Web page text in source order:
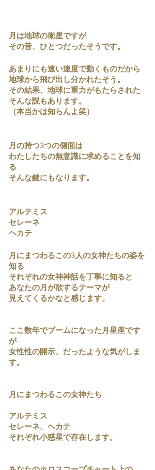
月は地球の衛星ですが
その昔、ひとつだったそうです。
あまりにも速い速度で動くものだから
地球から飛び出し分かれたそう。
その結果、地球に重力がもたらされた
そんな説もあります。
（本当かは知らんよ笑）
月の持つ3つの側面は
わたしたちの無意識に求めることを知
る
そんな鍵にもなります。
アルテミス
セレーネ
ヘカテ
月にまつわるこの3人の女神たちの姿を
知る
それぞれの女神神話を丁寧に知ると
あなたの月が欲するテーマが
見えてくるかなと感じます。
ここ数年でブームになった月星座です
が
女性性の開示、だったような気がしま
す。
月にまつわるこの女神たち
アルテミス
セレーネ、ヘカテ
それぞれ小惑星で存在します。